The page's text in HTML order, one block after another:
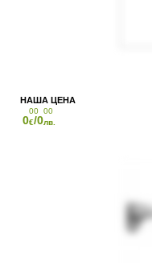
0
00
€/0
00
лв.